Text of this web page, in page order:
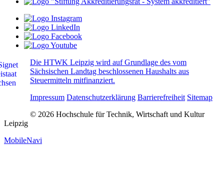
Die HTWK Leipzig wird auf Grundlage des vom
Sächsischen Landtag beschlossenen Haushalts aus
Steuermitteln mitfinanziert.
Impressum Datenschutzerklärung Barrierefreiheit Sitemap
© 2026 Hochschule für Technik, Wirtschaft und Kultur
Leipzig
MobileNavi